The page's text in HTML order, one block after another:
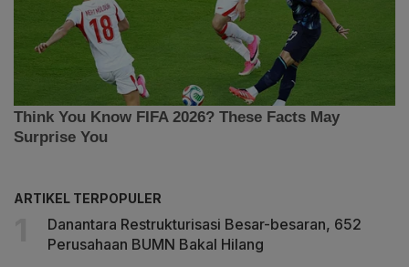
ARTIKEL TERPOPULER
Danantara Restrukturisasi Besar-besaran, 652
Perusahaan BUMN Bakal Hilang